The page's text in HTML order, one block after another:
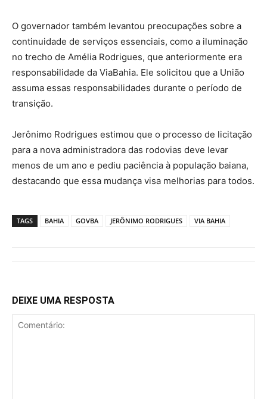
O governador também levantou preocupações sobre a
continuidade de serviços essenciais, como a iluminação
no trecho de Amélia Rodrigues, que anteriormente era
responsabilidade da ViaBahia. Ele solicitou que a União
assuma essas responsabilidades durante o período de
transição.
Jerônimo Rodrigues estimou que o processo de licitação
para a nova administradora das rodovias deve levar
menos de um ano e pediu paciência à população baiana,
destacando que essa mudança visa melhorias para todos.
TAGS BAHIA GOVBA JERÔNIMO RODRIGUES VIA BAHIA
DEIXE UMA RESPOSTA